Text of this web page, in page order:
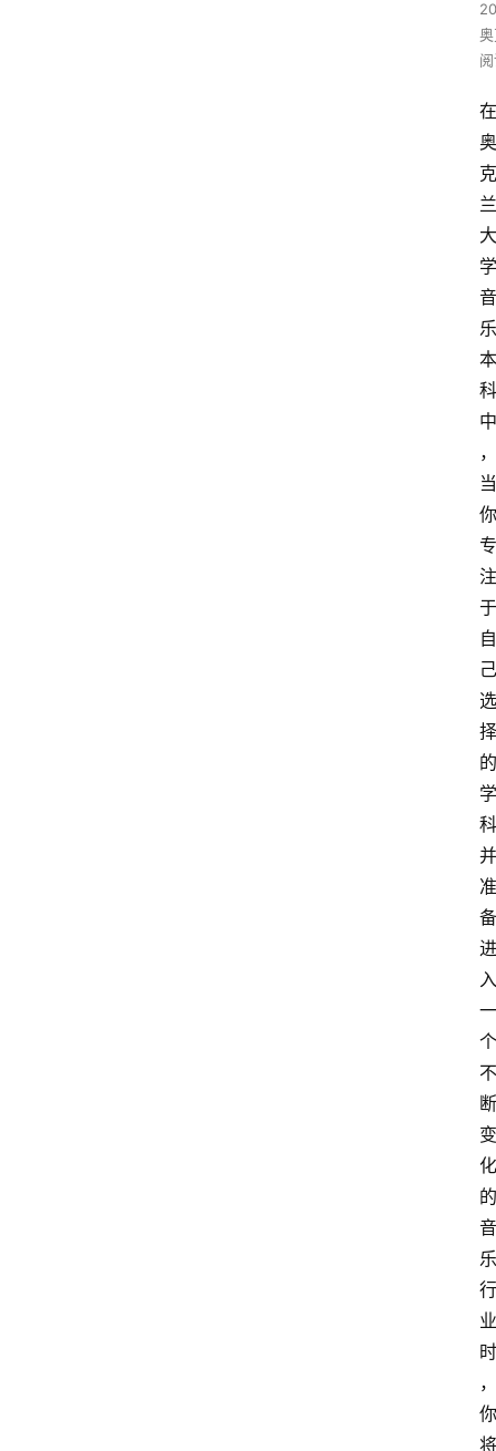
在
奥
克
兰
大
学
音
乐
本
科
中
，
当
你
专
注
于
自
己
选
择
的
学
科
并
准
备
进
入
一
个
不
断
变
化
的
音
乐
行
业
时
，
你
将